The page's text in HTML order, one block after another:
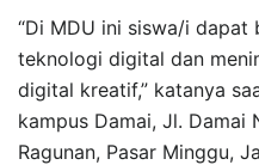
“Di MDU ini siswa/i dapat
teknologi digital dan
digital kreatif,” katanya
kampus Damai, Jl. Damai
Ragunan, Pasar Minggu,